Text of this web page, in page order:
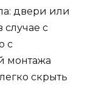
двери или
случае с
с
монтажа
скрыть